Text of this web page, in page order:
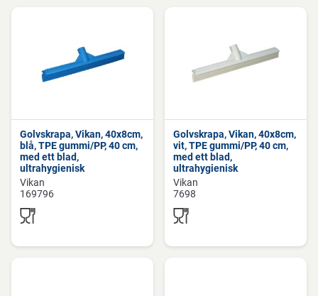
Golvskrapa, Vikan, 40x8cm,
blå, TPE gummi/PP, 40 cm,
med ett blad,
ultrahygienisk
Vikan
169796
Golvskrapa, Vikan, 40x8cm,
vit, TPE gummi/PP, 40 cm,
med ett blad,
ultrahygienisk
Vikan
7698